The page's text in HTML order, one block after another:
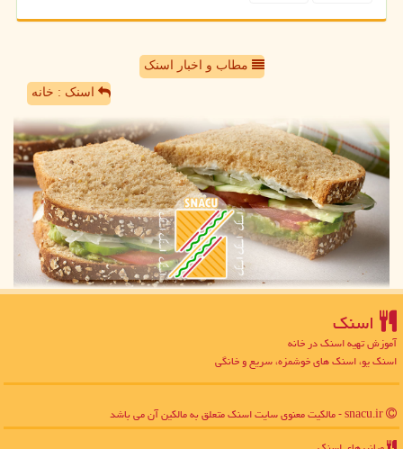
مطاب و اخبار اسنک
اسنک : خانه
اسنك
آموزش تهیه اسنک در خانه
اسنک یو، اسنک های خوشمزه، سریع و خانگی